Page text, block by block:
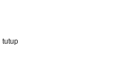
tutup